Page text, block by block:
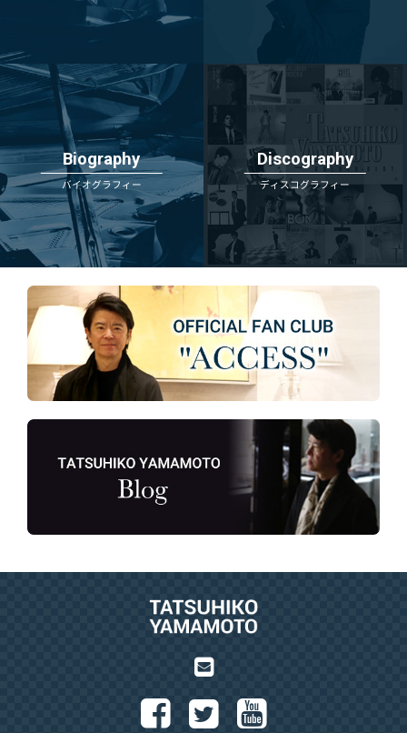
Biography
バイオグラフィー
Discography
ディスコグラフィー